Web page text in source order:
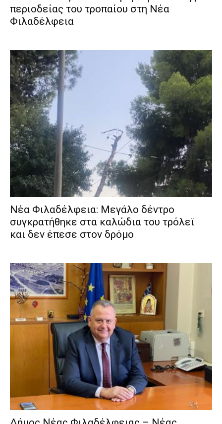
περιοδείας του τροπαίου στη Νέα
Φιλαδέλφεια
Νέα Φιλαδέλφεια: Μεγάλο δέντρο
συγκρατήθηκε στα καλώδια του τρόλεϊ
και δεν έπεσε στον δρόμο